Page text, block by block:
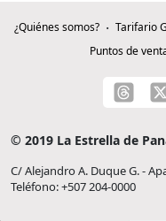
¿Quiénes somos? Tarifario
Puntos de
© 2019 La Estrella de
C/ Alejandro A. Duque G. -
Teléfono: +507 204-0000